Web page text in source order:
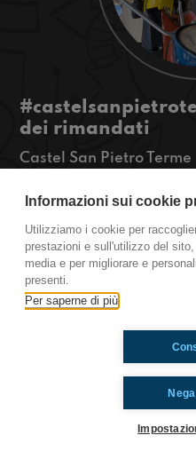
dei rimandati
Castel San Pietro Terme
Vi hanno mai detto “se
noi si, il problema è
per noi la scuola è già
è ancora un sogno...
Ti è piaciuto?
Informazioni sui cookie
Utilizziamo i cookie per
prestazioni e sull'utilizzo del
media e per migliorare e
presenti.
Per saperne di più